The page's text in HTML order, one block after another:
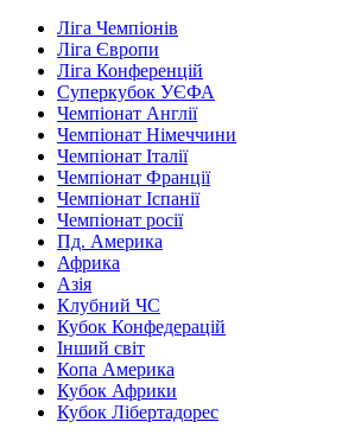
Ліга Чемпіонів
Ліга Європи
Ліга Конференцій
Суперкубок УЄФА
Чемпіонат Англії
Чемпіонат Німеччини
Чемпіонат Італії
Чемпіонат Франції
Чемпіонат Іспанії
Чемпіонат росії
Пд. Америка
Африка
Азія
Клубний ЧС
Кубок Конфедерацій
Інший світ
Копа Америка
Кубок Африки
Кубок Лібертадорес